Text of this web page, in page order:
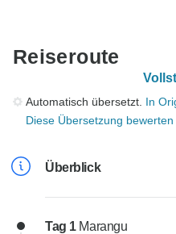
Reiseroute
Automatisch übersetzt. In
Diese Übersetzung bewerten
Überblick
Tag 1 Marangu